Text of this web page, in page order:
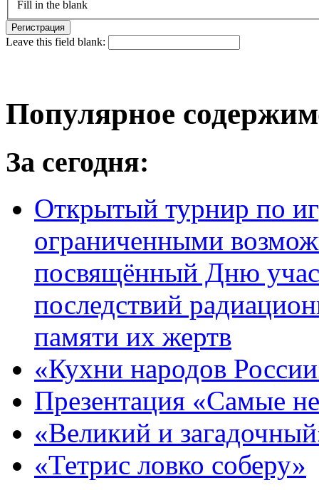
Fill in the blank
Leave this field blank:
Популярное
За сегодня:
Открытый турнир по
ограниченными
посвящённый Дню
последствий
памяти их жертв
«Кухни народов
Презентация «Самые
«Великий и
«Тетрис ловко соберу»